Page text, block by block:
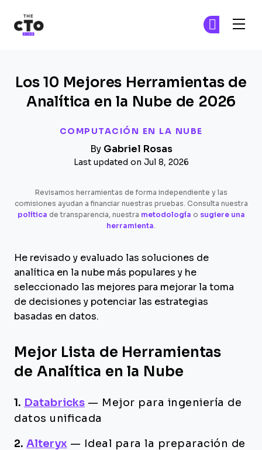
COMPUTACIÓN EN LA NUBE
Los 10 Mejores Herramientas de
Analítica en la Nube de 2026
By Gabriel Rosas
Last updated on Jul 8, 2026
Revisamos herramientas de forma independiente y las
comisiones ayudan a financiar nuestras pruebas. Consulta nuestra
política de transparencia, nuestra metodología o sugiere una
herramienta.
He revisado y evaluado las soluciones de
analítica en la nube más populares y he
seleccionado las mejores para mejorar la toma
de decisiones y potenciar las estrategias
basadas en datos.
Mejor Lista de Herramientas
de Analítica en la Nube
1. Databricks — Mejor para ingeniería de
datos unificada
2. Alteryx —
Ideal para la preparación de